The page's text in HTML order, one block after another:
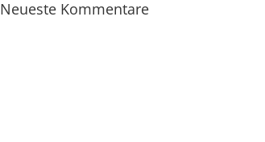
Neueste Kommentare